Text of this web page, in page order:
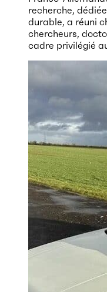
recherche,
durable, a réuni
chercheurs,
cadre privilégié